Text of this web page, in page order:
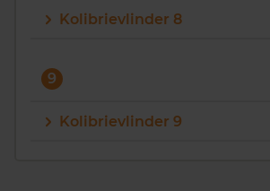
Kolibrievlinder 8
9
Kolibrievlinder 9